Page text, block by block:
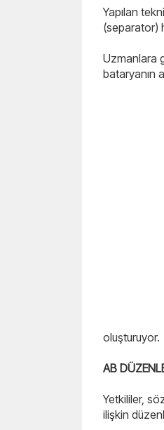
Yapılan
(separator)
Uzmanlara
bataryanın
oluşturuyor.
AB
Yetkililer,
ilişkin